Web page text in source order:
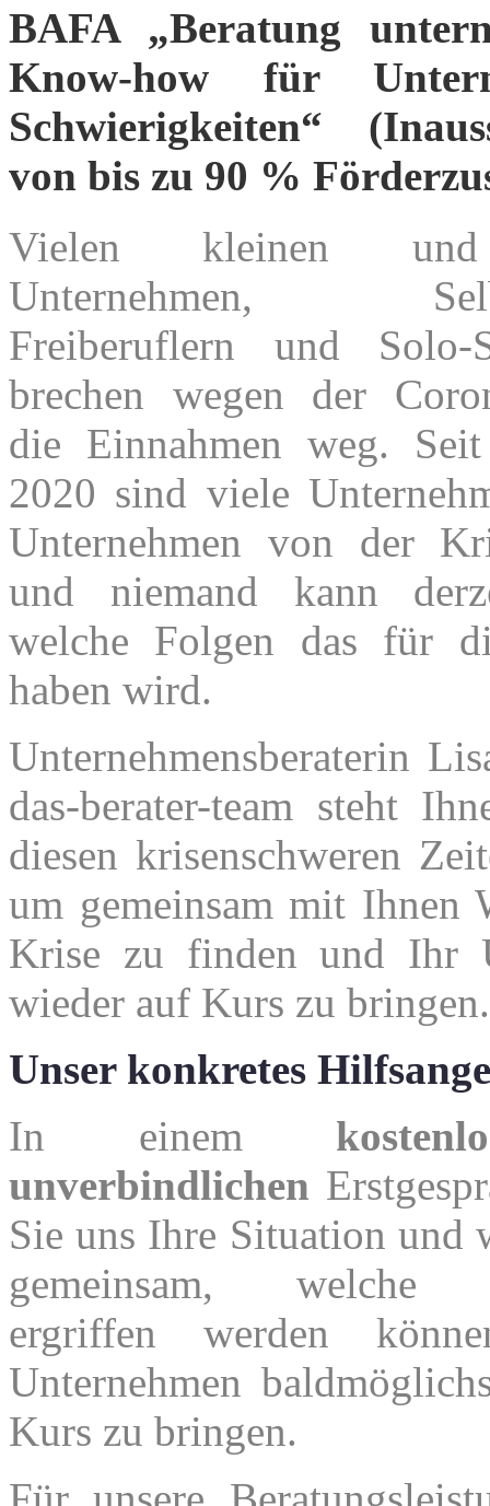
BAFA „Beratung
Know-how für
Schwierigkeiten“
von bis zu 90 %
Vielen kleinen
Unternehmen,
Freiberuflern und Solo-
brechen wegen der
die Einnahmen weg.
2020 sind viele
Unternehmen von der
und niemand kann
welche Folgen das für
haben wird.
Unternehmensberaterin
das-berater-team steht
diesen krisenschweren
um gemeinsam mit Ihnen
Krise zu finden und Ihr
wieder auf Kurs zu bringen.
Unser konkretes
In einem
unverbindlichen
Sie uns Ihre Situation und
gemeinsam, welche
ergriffen werden
Unternehmen
Kurs zu bringen.